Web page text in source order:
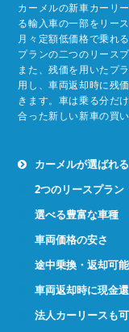
カーメルの新車カーリ
る輸入車の一部をリー
月々定額低価格で乗れ
プランの二つのリース
また、残価を用いたプ
用し、車両返却時に残
きます。車は乗る分だ
合った新しい新車の買
カーメルが選ばれ
2つのリースプラン
選べる豊富な車種
車両価格の安さ
途中乗換・返却可能
車両返却時に現金
法人カーリースも